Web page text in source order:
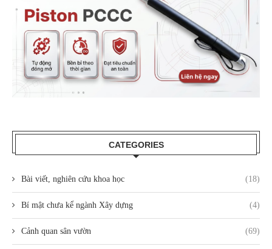
CATEGORIES
Bài viết, nghiên cứu khoa học (18)
Bí mật chưa kể ngành Xây dựng (4)
Cảnh quan sân vườn (69)